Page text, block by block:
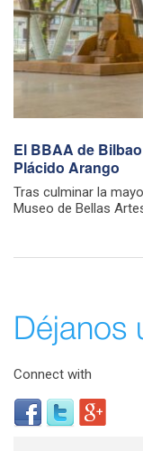
El BBAA de
Plácido Arango
Tras culminar la
Museo de Bellas
Déjanos
Connect with